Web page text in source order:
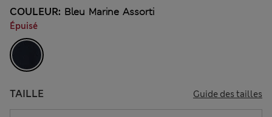
COULEUR: Bleu Marine Assorti
Épuisé
TAILLE Guide des tailles